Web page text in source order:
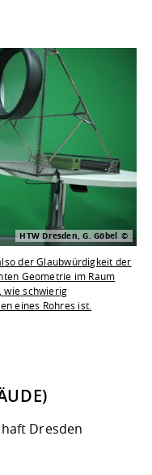
HTW Dresden, G. Göbel
der Glaubwürdigkeit der
Geometrie im Raum
wie schwierig
eines Rohres ist.
Dresden